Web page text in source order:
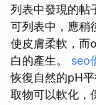
列表中發現的帖
可列表中，應稍
使皮膚柔軟，而
白的產生。 seo
恢復自然的pH平
取物可以軟化，